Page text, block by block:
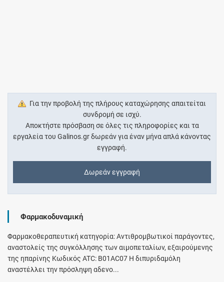
Για την προβολή της πλήρους καταχώρησης απαιτείται
συνδρομή σε ισχύ.
Αποκτήστε πρόσβαση σε όλες τις πληροφορίες και τα
εργαλεία του Galinos.gr δωρεάν για έναν μήνα απλά κάνοντας
εγγραφή.
Δωρεάν εγγραφή
Φαρμακοδυναμική
Φαρμακοθεραπευτική κατηγορία: Αντιθρομβωτικοί παράγοντες,
αναστολείς της συγκόλλησης των αιμοπεταλίων, εξαιρούμενης
της ηπαρίνης Κωδικός ATC: B01AC07 Η διπυριδαμόλη
αναστέλλει την πρόσληψη αδενο...